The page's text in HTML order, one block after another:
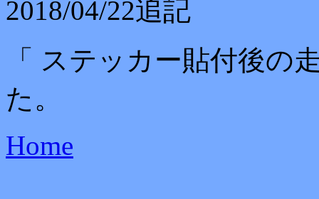
2018/04/22追記
「 ステッカー貼付後の
た。
Home